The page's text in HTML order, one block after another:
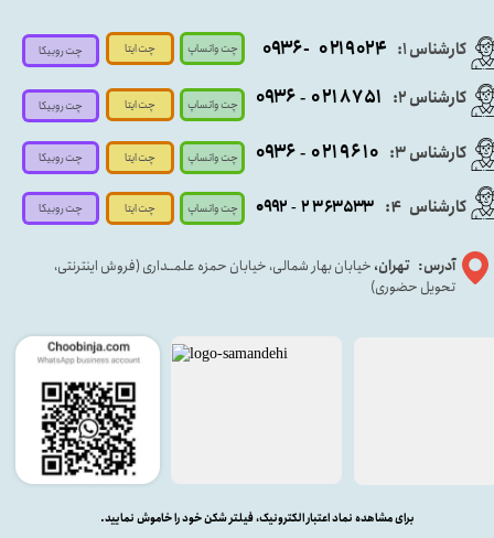
کارشناس ۱: ۰۲۱۹۰۲۴ - ۰۹۳۶
آدرس: تهران، خیابان بهار شمالی، خیابان حمزه علمــداری (فروش اینترنتی،
تحویل حضوری)
کارشناس ۳: ۰۲۱۹۶۱۰ -۰۹۳۶
برای مشاهده نماد اعتبار الکترونیک، فیلتر شکن خود را خاموش نمایید.
کارشناس ۲: ۰۲۱۸۷۵۱ - ۰۹۳۶
کارشناس 4
: ۲۳۶۳۵۳۳ - ۰۹۹۲
چت واتساپ
چت واتساپ
چت واتساپ
چت واتساپ
چت ایتا
چت ایتا
چت ایتا
چت ایتا
چت روبیکا
چت روبیکا
چت روبیکا
چت روبیکا